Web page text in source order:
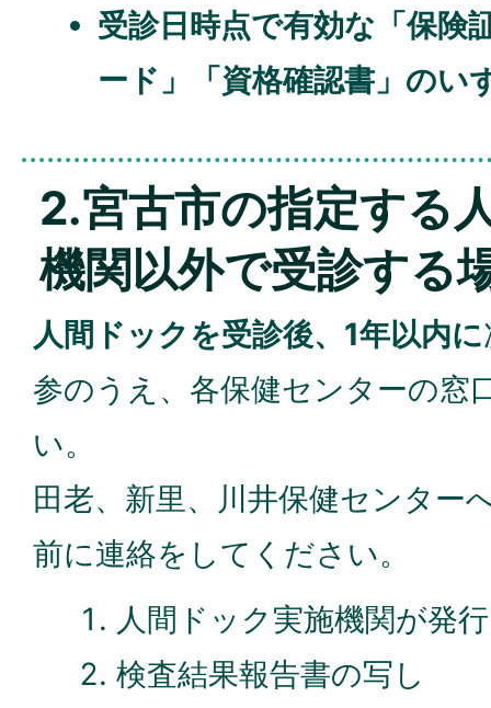
受診日時点で有効な「保険
ード」「資格確認書」のい
2.宮古市の指定する
機関以外で受診する
人間ドックを受診後、1年以内に
参のうえ、各保健センターの窓
い。
田老、新里、川井保健センター
前に連絡をしてください。
人間ドック実施機関が発
検査結果報告書の写し